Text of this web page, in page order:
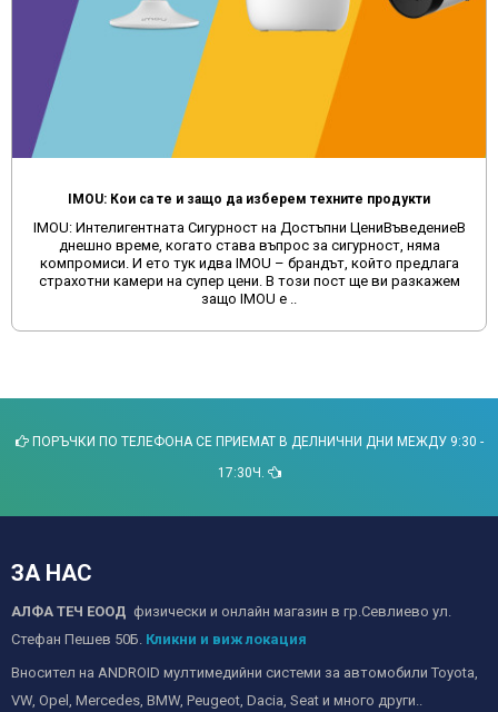
IMOU: Кои са те и защо да изберем техните продукти
IMOU: Интелигентната Сигурност на Достъпни ЦениВъведениеВ
днешно време, когато става въпрос за сигурност, няма
компромиси. И ето тук идва IMOU – брандът, който предлага
страхотни камери на супер цени. В този пост ще ви разкажем
защо IMOU е ..
ПОРЪЧКИ ПО ТЕЛЕФОНА СЕ ПРИЕМАТ В ДЕЛНИЧНИ ДНИ МЕЖДУ 9:30 -
17:30Ч.
ЗА НАС
АЛФА ТЕЧ ЕООД физически и онлайн магазин в гр.Севлиево ул.
Стефан Пешев 50Б. Кликни и виж локация
Вносител на ANDROID мултимедийни системи за автомобили Toyota,
VW, Opel, Mercedes, BMW, Peugeot, Dacia, Seat и много други..